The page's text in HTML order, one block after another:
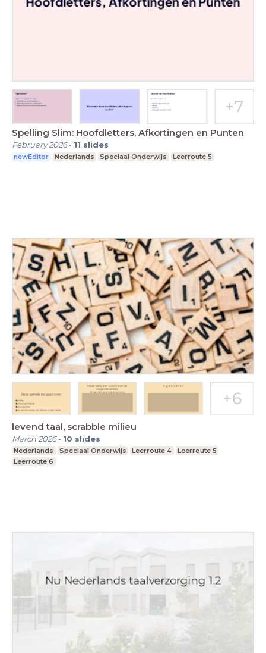
Spelling Slim: Hoofdletters, Afkortingen en Punten
February 2026- 11 slides
newEditor Nederlands Speciaal Onderwijs Leerroute 5
levend taal, scrabble milieu
March 2026- 10 slides
Nederlands Speciaal Onderwijs Leerroute 4
Leerroute 5
Leerroute 6